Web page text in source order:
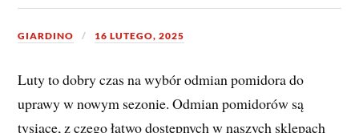
GIARDINO 16 LUTEGO, 2025
Luty to dobry czas na wybór odmian pomidora do
uprawy w nowym sezonie. Odmian pomidorów są
tysiące, z czego łatwo dostępnych w naszych sklepach